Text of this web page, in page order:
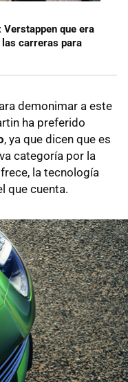
Verstappen que era
carreras para
demonimar a este
ha preferido
, ya que dicen que es
categoría por la
la tecnología
que cuenta.